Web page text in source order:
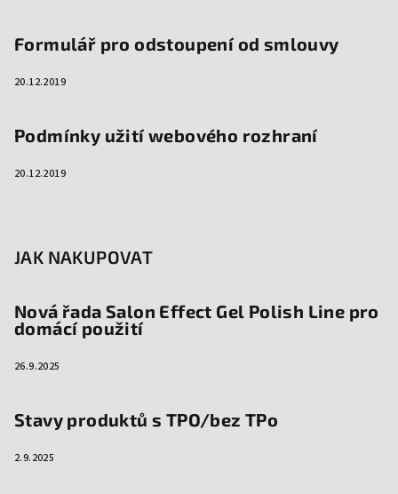
Formulář pro odstoupení od smlouvy
20.12.2019
Podmínky užití webového rozhraní
20.12.2019
JAK NAKUPOVAT
Nová řada Salon Effect Gel Polish Line pro
domácí použití
26.9.2025
Stavy produktů s TPO/bez TPo
2.9.2025